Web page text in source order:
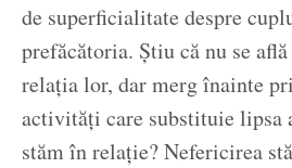
de superficialitate despre
prefăcătoria. Știu că nu se
relația lor, dar merg înainte
activități care substituie lipsa
stăm în relație? Nefericirea